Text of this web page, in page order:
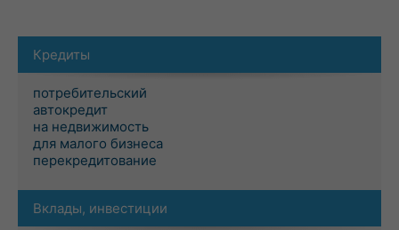
Кредиты
потребительский
автокредит
на недвижимость
для малого бизнеса
перекредитование
Вклады, инвестиции